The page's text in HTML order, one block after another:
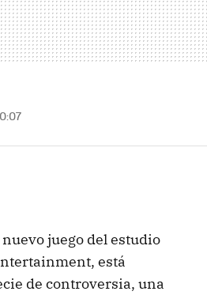
nuevo juego del estudio
está
de controversia, una